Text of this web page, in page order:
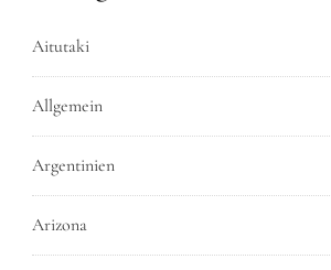
Aitutaki
Allgemein
Argentinien
Arizona